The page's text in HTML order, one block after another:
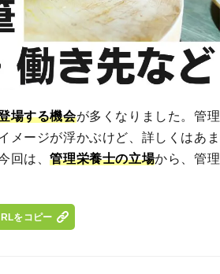
場する機会が多くなりました。管理
メージが浮かぶけど、詳しくはあま
回は、管理栄養士の立場から、管理
をコピー